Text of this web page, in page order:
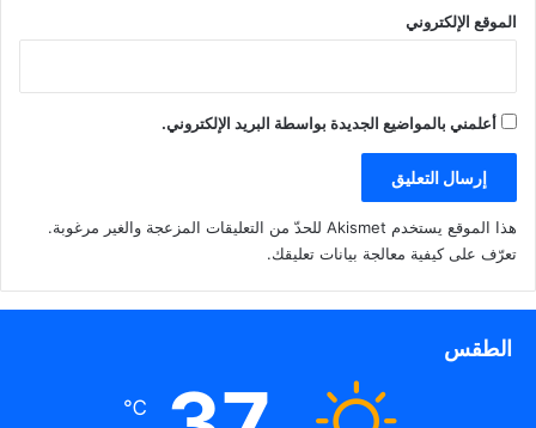
الموقع الإلكتروني
أعلمني بالمواضيع الجديدة بواسطة البريد الإلكتروني.
هذا الموقع يستخدم Akismet للحدّ من التعليقات المزعجة والغير مرغوبة.
تعرّف على كيفية معالجة بيانات تعليقك.
الطقس
℃